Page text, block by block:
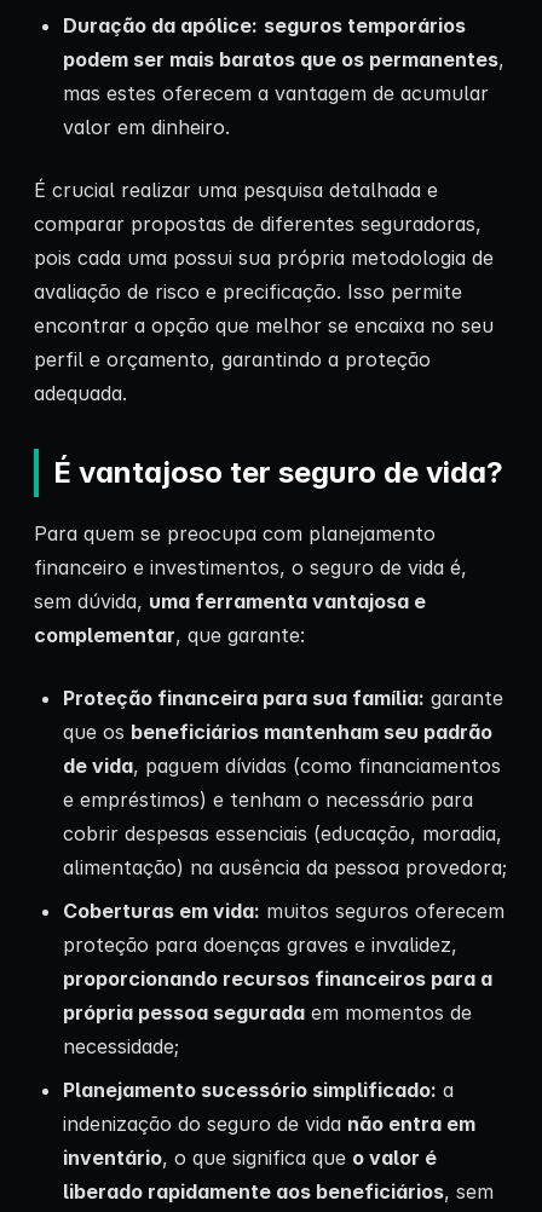
Duração da apólice: seguros temporários
podem ser mais baratos que os permanentes,
mas estes oferecem a vantagem de acumular
valor em dinheiro.
É crucial realizar uma pesquisa detalhada e
comparar propostas de diferentes seguradoras,
pois cada uma possui sua própria metodologia de
avaliação de risco e precificação. Isso permite
encontrar a opção que melhor se encaixa no seu
perfil e orçamento, garantindo a proteção
adequada.
É vantajoso ter seguro de vida?
Para quem se preocupa com planejamento
financeiro e investimentos, o seguro de vida é,
sem dúvida, uma ferramenta vantajosa e
complementar, que garante:
Proteção financeira para sua família: garante
que os beneficiários mantenham seu padrão
de vida, paguem dívidas (como financiamentos
e empréstimos) e tenham o necessário para
cobrir despesas essenciais (educação, moradia,
alimentação) na ausência da pessoa provedora;
Coberturas em vida: muitos seguros oferecem
proteção para doenças graves e invalidez,
proporcionando recursos financeiros para a
própria pessoa segurada em momentos de
necessidade;
Planejamento sucessório simplificado: a
indenização do seguro de vida não entra em
inventário, o que significa que o valor é
liberado rapidamente aos beneficiários, sem